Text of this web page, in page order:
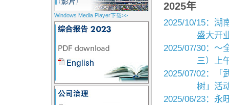
Windows Media Player下载>>
2025年
2025/10/15：湖
盛大开
2025/07/30：〜
三）上
2025/07/02：「
树」活
2025/06/23：永